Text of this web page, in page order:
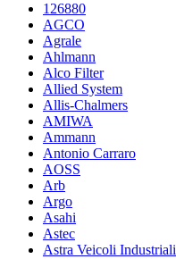
126880
AGCO
Agrale
Ahlmann
Alco Filter
Allied System
Allis-Chalmers
AMIWA
Ammann
Antonio Carraro
AOSS
Arb
Argo
Asahi
Astec
Astra Veicoli Industriali